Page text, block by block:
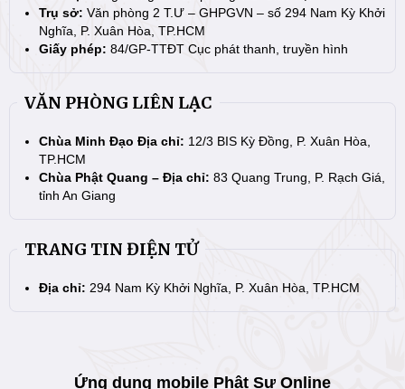
Trụ sở: Văn phòng 2 T.Ư – GHPGVN – số 294 Nam Kỳ Khởi
Nghĩa, P. Xuân Hòa, TP.HCM
Giấy phép: 84/GP-TTĐT Cục phát thanh, truyền hình
VĂN PHÒNG LIÊN LẠC
Chùa Minh Đạo Địa chỉ: 12/3 BIS Kỳ Đồng, P. Xuân Hòa,
TP.HCM
Chùa Phật Quang – Địa chỉ: 83 Quang Trung, P. Rạch Giá,
tỉnh An Giang
TRANG TIN ĐIỆN TỬ
Địa chỉ: 294 Nam Kỳ Khởi Nghĩa, P. Xuân Hòa, TP.HCM
Ứng dụng mobile Phật Sự Online